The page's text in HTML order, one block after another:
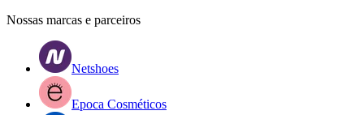
Nossas marcas e parceiros
Netshoes
Epoca Cosméticos